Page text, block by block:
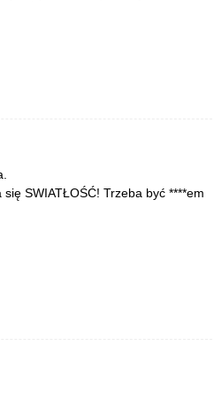
się SWIATŁOŚĆ! Trzeba być ****em